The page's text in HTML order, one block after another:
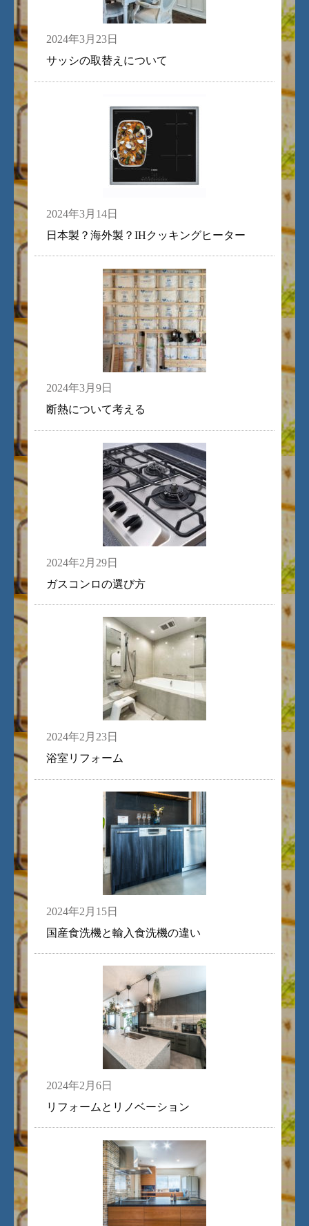
2024年3月23日
サッシの取替えについて
2024年3月14日
日本製？海外製？IHクッキングヒーター
2024年3月9日
断熱について考える
2024年2月29日
ガスコンロの選び方
2024年2月23日
浴室リフォーム
2024年2月15日
国産食洗機と輸入食洗機の違い
2024年2月6日
リフォームとリノベーション